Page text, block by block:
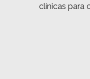
clínicas para